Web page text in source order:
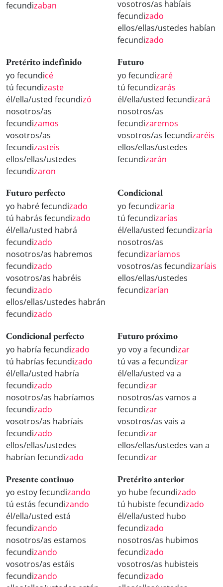
fecundizaban
vosotros/as habíais
fecundizado
ellos/ellas/ustedes habían
fecundizado
Pretérito indefinido
yo fecundicé
tú fecundizaste
él/ella/usted fecundizó
nosotros/as
fecundizamos
vosotros/as
fecundizasteis
ellos/ellas/ustedes
fecundizaron
Futuro
yo fecundizaré
tú fecundizarás
él/ella/usted fecundizará
nosotros/as
fecundizaremos
vosotros/as fecundizaréis
ellos/ellas/ustedes
fecundizarán
Futuro perfecto
yo habré fecundizado
tú habrás fecundizado
él/ella/usted habrá
fecundizado
nosotros/as habremos
fecundizado
vosotros/as habréis
fecundizado
ellos/ellas/ustedes habrán
fecundizado
Condicional
yo fecundizaría
tú fecundizarías
él/ella/usted fecundizaría
nosotros/as
fecundizaríamos
vosotros/as fecundizaríais
ellos/ellas/ustedes
fecundizarían
Condicional perfecto
yo habría fecundizado
tú habrías fecundizado
él/ella/usted habría
fecundizado
nosotros/as habríamos
fecundizado
vosotros/as habríais
fecundizado
ellos/ellas/ustedes
habrían fecundizado
Futuro próximo
yo voy a fecundizar
tú vas a fecundizar
él/ella/usted va a
fecundizar
nosotros/as vamos a
fecundizar
vosotros/as vais a
fecundizar
ellos/ellas/ustedes van a
fecundizar
Presente continuo
yo estoy fecundizando
tú estás fecundizando
él/ella/usted está
fecundizando
nosotros/as estamos
fecundizando
vosotros/as estáis
fecundizando
Pretérito anterior
yo hube fecundizado
tú hubiste fecundizado
él/ella/usted hubo
fecundizado
nosotros/as hubimos
fecundizado
vosotros/as hubisteis
fecundizado